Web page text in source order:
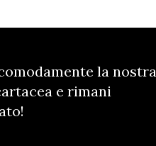
la nostra
e rimani